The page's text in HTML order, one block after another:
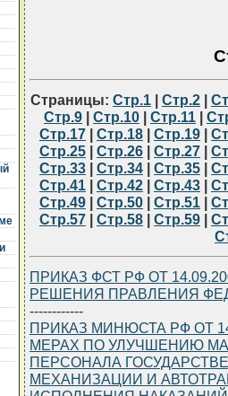
Страницы: Стр.1 | Стр.2 |
Стр.9 | Стр.10 | Стр.11 |
Стр.17 | Стр.18 | Стр.19 |
Стр.25 | Стр.26 | Стр.27 |
Стр.33 | Стр.34 | Стр.35 |
Стр.41 | Стр.42 | Стр.43 |
Стр.49 | Стр.50 | Стр.51 |
Стр.57 | Стр.58 | Стр.59 |
ПРИКАЗ ФСТ РФ ОТ
РЕШЕНИЯ ПРАВЛЕНИЯ
------------
ПРИКАЗ МИНЮСТА РФ ОТ
МЕРАХ ПО УЛУЧШЕНИЮ
ПЕРСОНАЛА
МЕХАНИЗАЦИИ И